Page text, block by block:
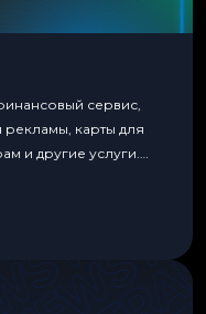
сервис,
карты для
и другие услуги.